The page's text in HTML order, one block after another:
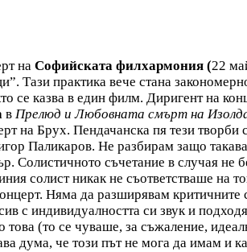
на Софийската филхармония (22
Тази практика вече стана
се казва в един филм. Диригент на
в Прелюд и Любовната смърт на
на Брух. Пендачанска пя тези
Паликаров. Не разбирам защо
Солистичното съчетание в случая
солист никак не съответстваше
Няма да разширявам
с индивидуалността си звук и
това (то се чуваше, за съжаление,
дума, че този път не мога да имам и